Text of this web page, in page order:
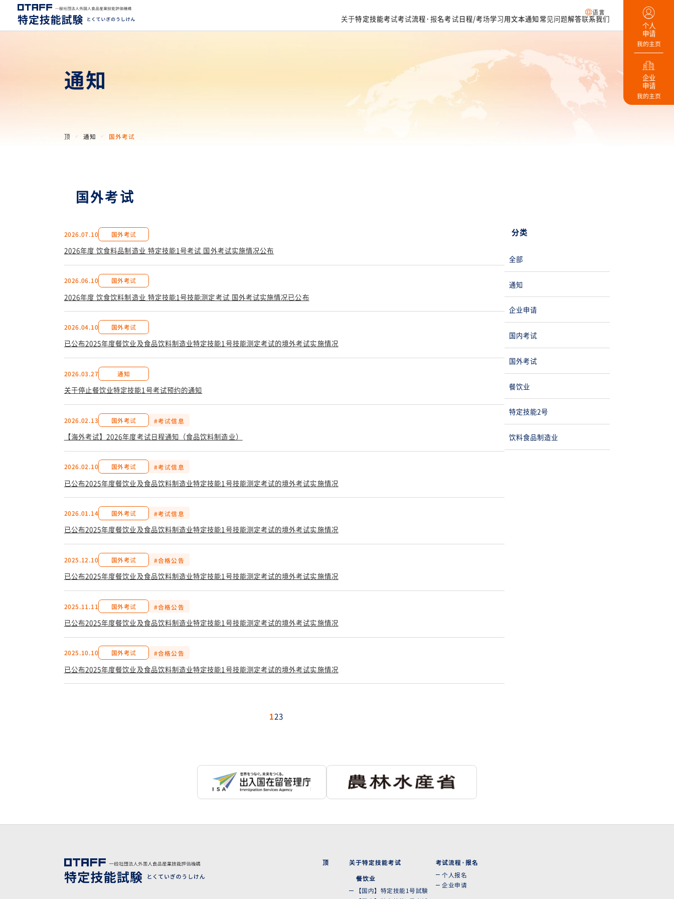
语言
关于特定技能考试考试流程·报名考试日程/考场学习用文本通知常见问题解答联系我们
个人
申请
我的主页
企业
申请
我的主页
通知
顶 通知 国外考试
国外考试
2026.07.10 国外考试
2026年度 饮食料品制造业 特定技能1号考试 国外考试实施情况公布
2026.06.10 国外考试
2026年度 饮食饮料制造业 特定技能1号技能测定考试 国外考试实施情况已公布
2026.04.10 国外考试
已公布2025年度餐饮业及食品饮料制造业特定技能1号技能测定考试的境外考试实施情况
2026.03.27 通知
关于停止餐饮业特定技能1号考试预约的通知
2026.02.13 国外考试 #考试信息
【海外考试】2026年度考试日程通知（食品饮料制造业）
2026.02.10 国外考试 #考试信息
已公布2025年度餐饮业及食品饮料制造业特定技能1号技能测定考试的境外考试实施情况
2026.01.14 国外考试 #考试信息
已公布2025年度餐饮业及食品饮料制造业特定技能1号技能测定考试的境外考试实施情况
2025.12.10 国外考试 #合格公告
已公布2025年度餐饮业及食品饮料制造业特定技能1号技能测定考试的境外考试实施情况
2025.11.11 国外考试 #合格公告
已公布2025年度餐饮业及食品饮料制造业特定技能1号技能测定考试的境外考试实施情况
2025.10.10 国外考试 #合格公告
已公布2025年度餐饮业及食品饮料制造业特定技能1号技能测定考试的境外考试实施情况
123
分类
全部
通知
企业申请
国内考试
国外考试
餐饮业
特定技能2号
饮料食品制造业
顶
关于特定技能考试
餐饮业
【国内】特定技能1号試験
考试流程·报名
个人报名
企业申请